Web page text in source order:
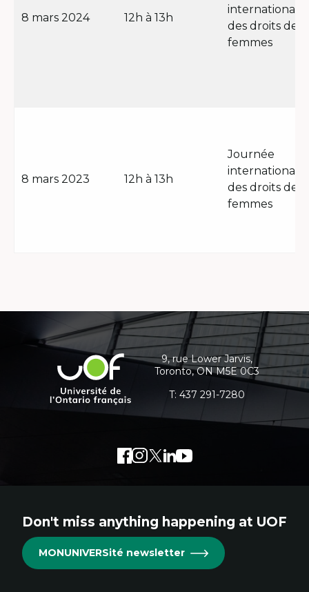
8 mars 2024 12h à 13h
internationale
des droits des
femmes
8 mars 2023 12h à 13h
Journée
internationale
des droits des
femmes
details
additional
information
Université
l'Ontario
9, rue Lower Jarvis,
Toronto, ON M5E 0C3
T: 437 291-7280
Facebook
External
will
open
in
Instagram
External
will
open
in
Twitter
External
will
open
in
LinkedIn
External
will
open
in
Youtube
External
will
open
in
Don't miss anything happening at UOF
MONUNIVERSité newsletter